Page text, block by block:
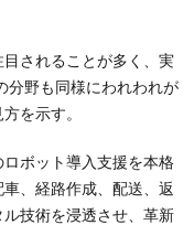
されることが多く、実
分野も同様にわれわれが
を示す。
ボット導入支援を本格
、経路作成、配送、返
技術を浸透させ、革新